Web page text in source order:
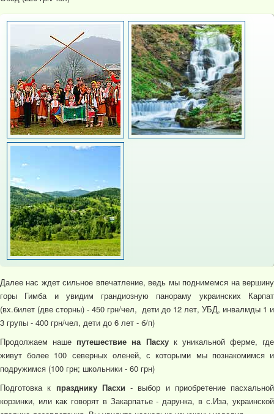
Далее нас ждет сильное впечатление, ведь мы поднимемся на вершину
горы Гимба и увидим грандиозную панораму украинских Карпат
(вх.билет (две сторны) - 450 грн/чел, дети до 12 лет, УБД, инвалмды 1 и
3 групы - 400 грн/чел, дети до 6 лет - б/п)
Продолжаем наше путешествие на Пасхук уникальной ферме, где
живут более 100 северных оленей, с которыми мы познакомимся и
подружимся (100 грн; школьники - 60 грн)
Подготовка к празднику Пасхи - выбор и приобретение пасхальной
корзинки, или как говорят в Закарпатье - дарунка, в с.Иза, украинской